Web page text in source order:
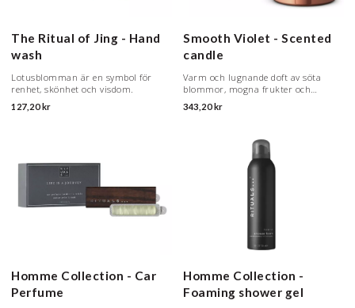
The Ritual of Jing - Hand
wash
Lotusblomman är en symbol för
renhet, skönhet och visdom.
127,20 kr
Smooth Violet - Scented
candle
Varm och lugnande doft av söta
blommor, mogna frukter och
krämiga träslag.
343,20 kr
Homme Collection - Car
Perfume
Homme Collection -
Foaming shower gel